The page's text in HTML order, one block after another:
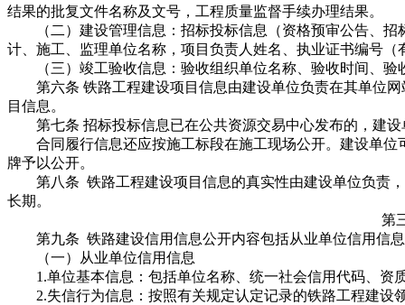
结果的批复文件名称及文号，工程质量监督手续办理结果。
（二）建设管理信息：招标投标信息（资格预审公告、招
计、施工、监理单位名称，项目负责人姓名、执业证书编号
（三）竣工验收信息：验收组织单位名称、验收时间、验
第六条 铁路工程建设项目信息由建设单位负责在其单位网
目信息。
第七条 招标投标信息已在公共资源交易中心发布的，建设
合同履行信息还应按施工标段在施工现场公开。建设单位
牌予以公开。
第八条 铁路工程建设项目信息的真实性由建设单位负责，
长期。
第
第九条 铁路建设信用信息公开内容包括从业单位信用信息
（一）从业单位信用信息
1.单位基本信息：包括单位名称、统一社会信用代码、资
2.失信行为信息：按照有关规定认定记录的铁路工程建设